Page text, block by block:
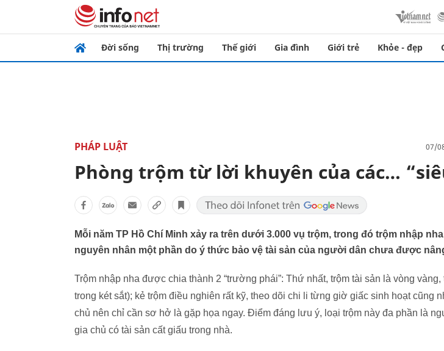
Đời sống Thị trường Thế giới Gia đình Giới trẻ Khỏe - đẹp
PHÁP LUẬT 07/
Phòng trộm từ lời khuyên của các…
Mỗi năm TP Hồ Chí Minh xảy ra trên dưới 3.000 vụ trộm, trong đó trộm nhập
nguyên nhân một phần do ý thức bảo vệ tài sản của người dân chưa được
Trộm nhập nha được chia thành 2 “trường phái”: Thứ nhất, trộm tài sản là vòng
trong két sắt); kẻ trộm điều nghiên rất kỹ, theo dõi chi li từng giờ giấc sinh hoạt cũng
chủ nên chỉ cần sơ hở là gặp họa ngay. Điểm đáng lưu ý, loại trộm này đa phần là
gia chủ có tài sản cất giấu trong nhà.